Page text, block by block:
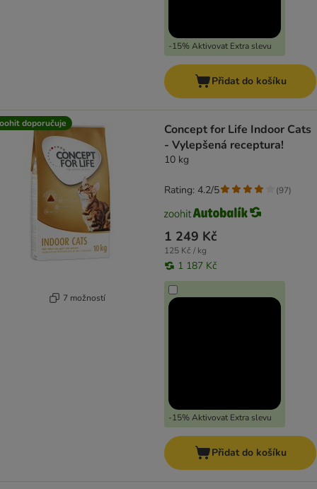
-15% Aktivovat Extra slevu
Přidat do košíku
doporučuje
7 možností
Concept for Life Indoor Cats
- Vylepšená receptura!
10 kg
1 249 Kč
125 Kč / kg
1 187 Kč
-15% Aktivovat Extra slevu
Rating: 4.2/5 (97)
Přidat do košíku